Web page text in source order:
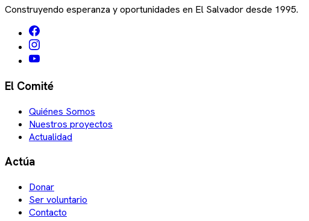
Construyendo esperanza y oportunidades en El Salvador desde 1995.
El Comité
Quiénes Somos
Nuestros proyectos
Actualidad
Actúa
Donar
Ser voluntario
Contacto